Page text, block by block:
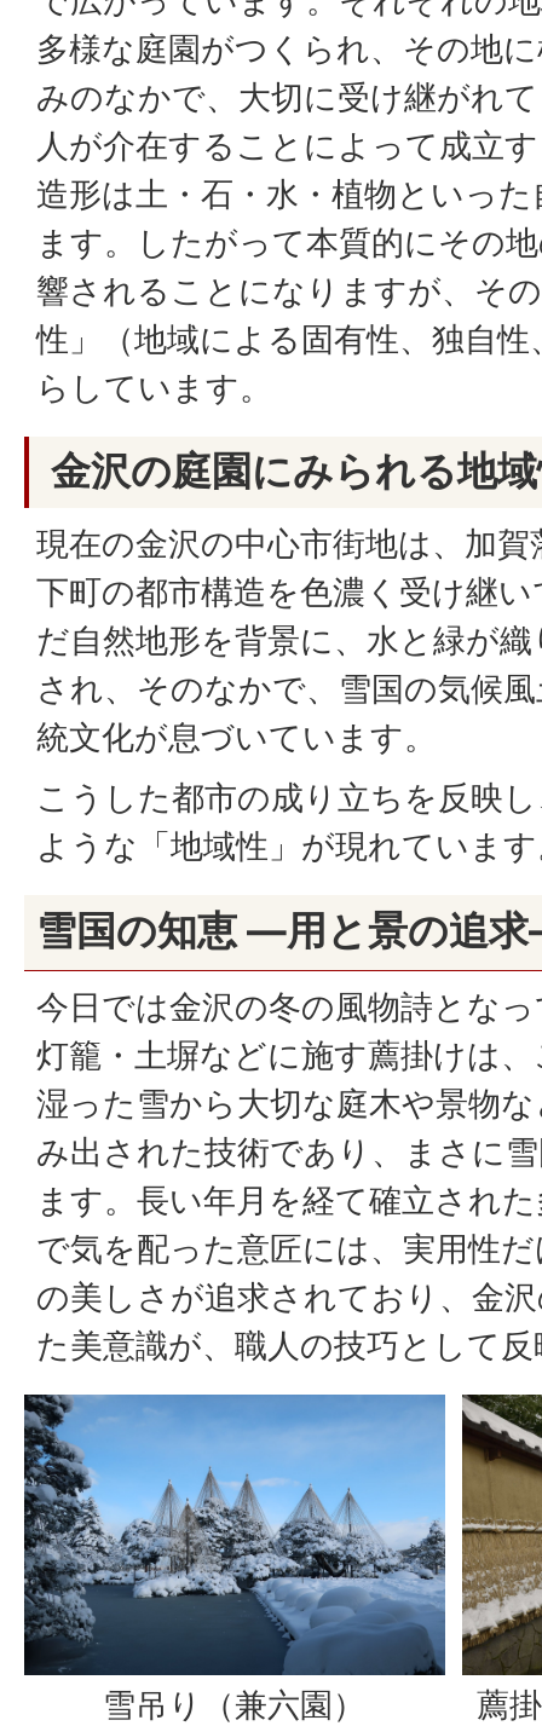
多様な庭園がつくられ、その地
みのなかで、大切に受け継がれ
人が介在することによって成立
造形は土・石・水・植物といっ
ます。したがって本質的にその
響されることになりますが、そ
性」（地域による固有性、独自
らしています。
金沢の庭園にみられる地
現在の金沢の中心市街地は、加
下町の都市構造を色濃く受け継
だ自然地形を背景に、水と緑が
され、そのなかで、雪国の気候
統文化が息づいています。
こうした都市の成り立ちを反映
ような「地域性」が現れていま
雪国の知恵 ―用と景の追
今日では金沢の冬の風物詩とな
灯籠・土塀などに施す薦掛けは
湿った雪から大切な庭木や景物
み出された技術であり、まさに
ます。長い年月を経て確立され
で気を配った意匠には、実用性
の美しさが追求されており、金
た美意識が、職人の技巧として
雪吊り（兼六園） 薦